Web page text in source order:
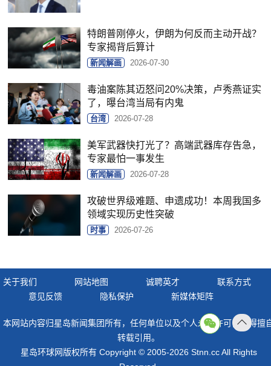
特朗普刚停火，伊朗为何反而主动开战？
专家揭背后算计
新闻解画 2026-07-30
毒油案陈其迈怒问20%决策，卢秀燕证实
了，曝台湾当局有内鬼
台湾 2026-07-28
美军武器快打光了？高端武器库存告急，
专家最怕一事发生
新闻解画 2026-07-28
攻破世界级难题、申遗成功！本周我国多
领域实现历史性突破
时事 2026-07-26
关于我们 网站地图 诚聘英才
联系方式
意见反馈
隐私保护 新媒体矩阵
本网站内容归星岛新闻集团所有，任何单位以及个人未经许可，不得擅
转载引用。
星岛环球网版权所有 Copyright © 2005-2026 Stnn.cc All Rights
顶部